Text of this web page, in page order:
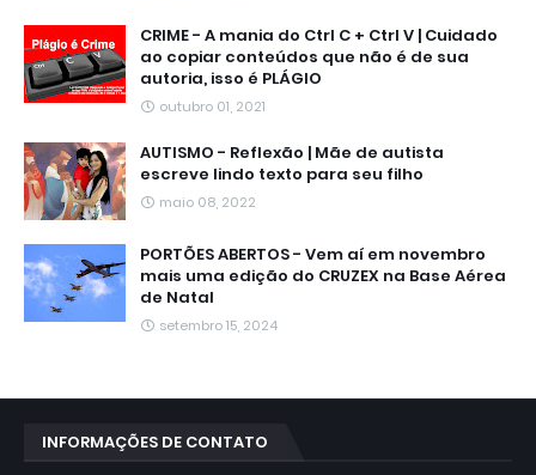
CRIME - A mania do Ctrl C + Ctrl V | Cuidado
ao copiar conteúdos que não é de sua
autoria, isso é PLÁGIO
outubro 01, 2021
AUTISMO - Reflexão | Mãe de autista
escreve lindo texto para seu filho
maio 08, 2022
PORTÕES ABERTOS - Vem aí em novembro
mais uma edição do CRUZEX na Base Aérea
de Natal
setembro 15, 2024
INFORMAÇÕES DE CONTATO